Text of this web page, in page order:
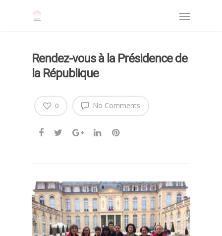
Rendez-vous à la Présidence de
la République
No Comments
0